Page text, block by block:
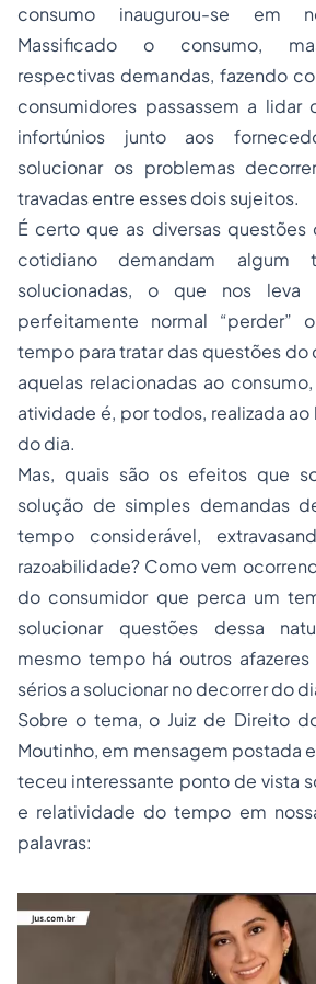
consumo inaugurou-se em
Massificado o consumo,
respectivas demandas, fazendo
consumidores passassem a lidar
infortúnios junto aos
solucionar os problemas
travadas entre esses dois sujeitos.
É certo que as diversas questões
cotidiano demandam algum
solucionadas, o que nos
perfeitamente normal “perder”
tempo para tratar das questões do
aquelas relacionadas ao
atividade é, por todos, realizada
do dia.
Mas, quais são os efeitos que
solução de simples demandas
tempo considerável,
razoabilidade? Como vem
do consumidor que perca um
solucionar questões dessa
mesmo tempo há outros
sérios a solucionar no decorrer do
Sobre o tema, o Juiz de Direito
Moutinho, em mensagem postada
teceu interessante ponto de vista
e relatividade do tempo em
palavras: